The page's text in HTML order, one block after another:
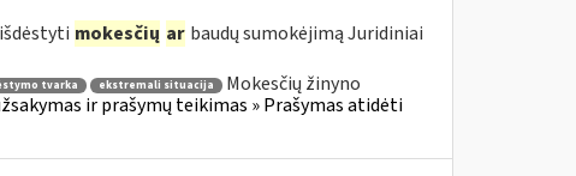
mokesčių ar baudų sumokėjimą Juridiniai
tvarka ekstremali situacija
Mokesčių žinyno
ir prašymų teikimas » Prašymas atidėti